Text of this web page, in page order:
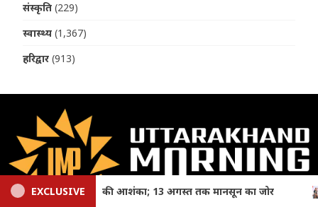
संस्कृति (229)
स्वास्थ्य (1,367)
हरिद्वार (913)
EXCLUSIVE
का जोर Uttarakhand: तीलू रौतेली और आंगनबाड़ी पुरस्कार